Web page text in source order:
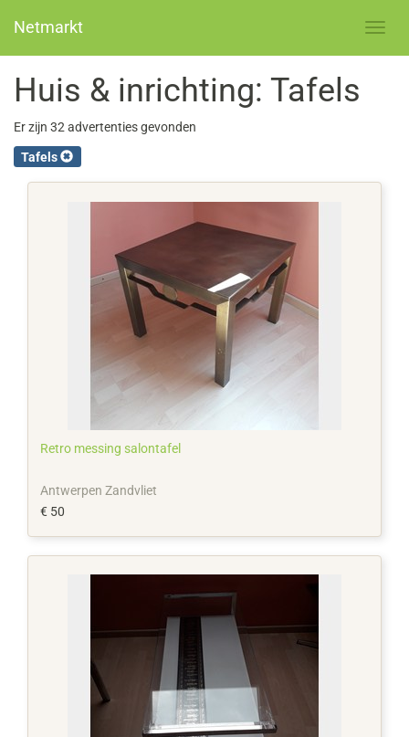
Netmarkt
Huis & inrichting: Tafels
Er zijn 32 advertenties gevonden
Tafels
Retro messing salontafel
Antwerpen Zandvliet
€ 50